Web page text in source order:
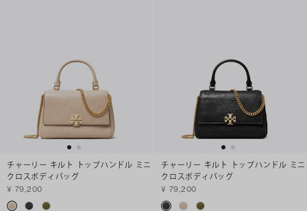
チャーリー キルト トップハンドル ミニ
クロスボディバッグ
¥ 79,200
チャーリー キルト トップハンドル ミニ
クロスボディバッグ
¥ 79,200